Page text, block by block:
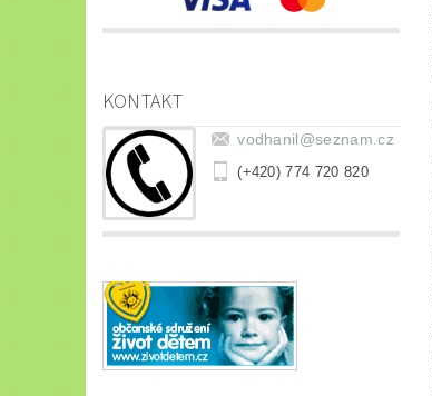
KONTAKT
vodhanil@seznam.cz
(+420) 774 720 820